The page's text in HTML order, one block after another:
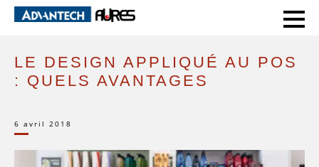
HOME PAROLE D’EXPERT LE DESIGN APPLIQUÉ AU POS : QUELS AVANTAGES
LE DESIGN APPLIQUÉ AU POS
: QUELS AVANTAGES
6 avril 2018